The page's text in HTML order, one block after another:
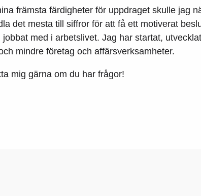
främsta färdigheter för uppdraget skulle jag
det mesta till siffror för att få ett motiverat
jobbat med i arbetslivet. Jag har startat,
mindre företag och affärsverksamheter.
mig gärna om du har frågor!